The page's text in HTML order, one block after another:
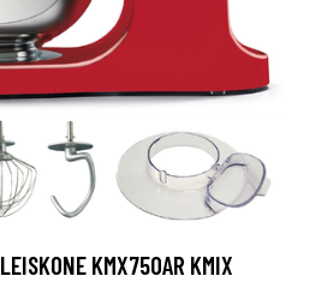
KMX750AR KMIX